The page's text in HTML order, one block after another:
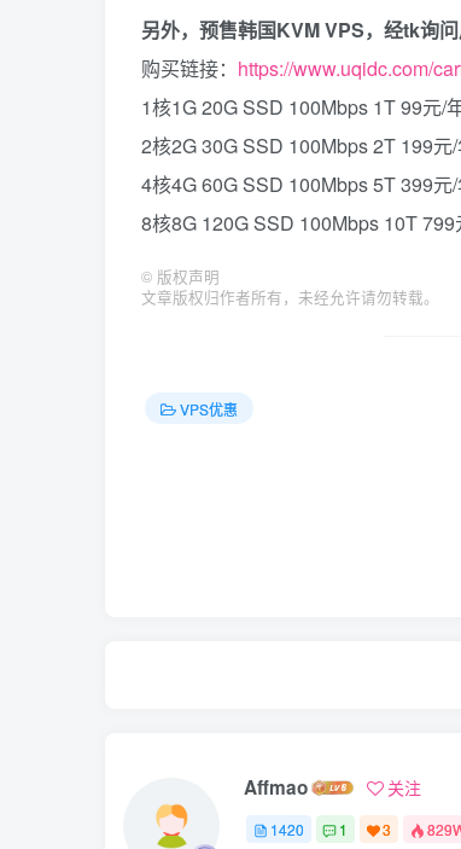
另外，预售韩国KVM VPS，经tk询
购买链接： https://www.uqidc.com/
1核1G 20G SSD 100Mbps 1T 99元/
2核2G 30G SSD 100Mbps 2T 199元
4核4G 60G SSD 100Mbps 5T 399元
8核8G 120G SSD 100Mbps 10T 799
© 版权声明
文章版权归作者所有，未经允许请勿转载。
VPS优惠
Affmao 关注
1420 1 3